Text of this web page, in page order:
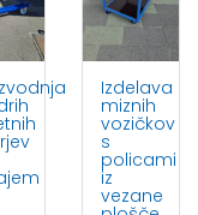
Izdelava
miznih
vozičkov
s
policami
iz
vezane